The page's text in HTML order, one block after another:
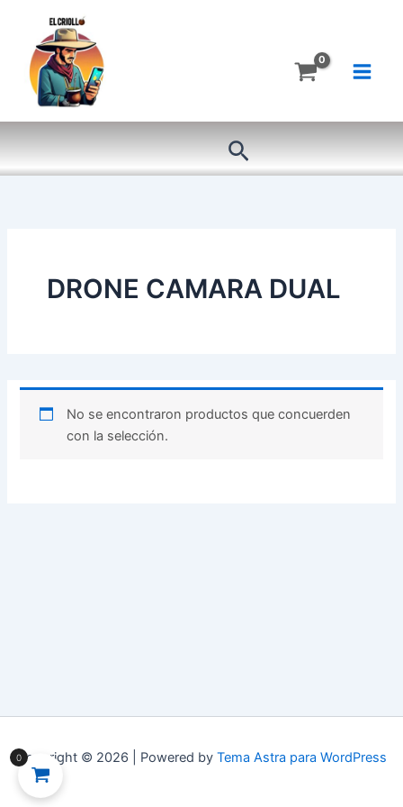
contenido
Buscar
DRONE CAMARA DUAL
No se encontraron productos que concuerden
con la selección.
Copyright © 2026 | Powered by Tema Astra para WordPress
0